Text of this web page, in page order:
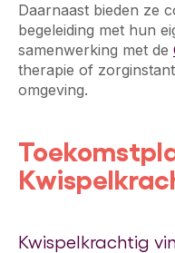
Daarnaast bieden ze
begeleiding met hun
samenwerking met de
therapie of
omgeving.
Kwispelkrachtig